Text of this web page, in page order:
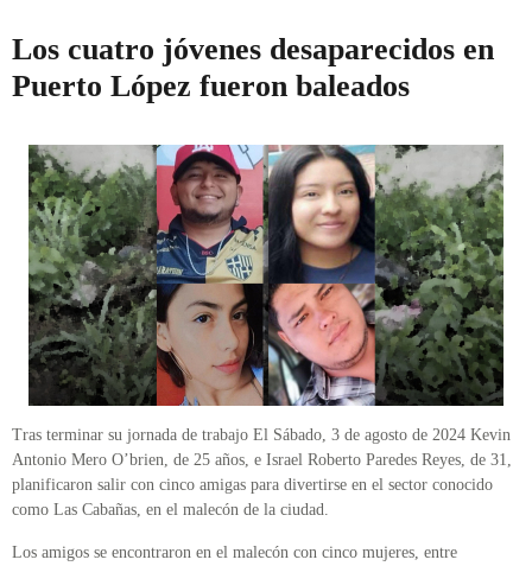
Los cuatro jóvenes desaparecidos en
Puerto López fueron baleados
Tras terminar su jornada de trabajo El Sábado, 3 de agosto de 2024 Kevin
Antonio Mero O’brien, de 25 años, e Israel Roberto Paredes Reyes, de 31,
planificaron salir con cinco amigas para divertirse en el sector conocido
como Las Cabañas, en el malecón de la ciudad.
Los amigos se encontraron en el malecón con cinco mujeres, entre